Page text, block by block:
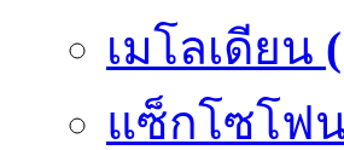
เมโลเดียน
แซ็กโซโฟ